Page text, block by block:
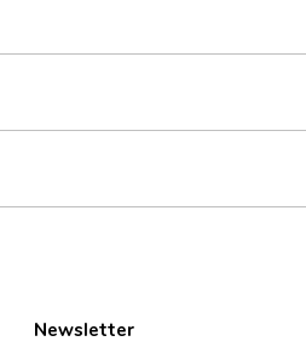
Newsletter